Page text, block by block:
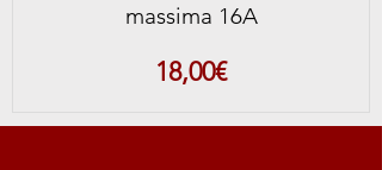
massima 16A
18,00€Prezzo